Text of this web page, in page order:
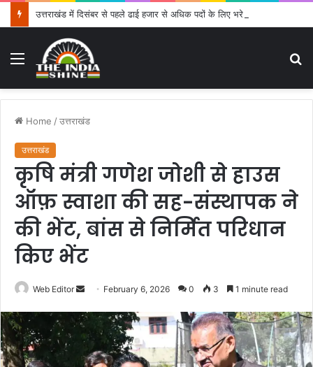
उत्तराखंड में दिसंबर से पहले ढाई हजार से अधिक पदों के लिए भरे जाएंगे फार्म
Menu
Home /उत्तराखंड
उत्तराखंड
कृषि मंत्री गणेश जोशी से हाउस
ऑफ़ स्वाशा की सह-संस्थापक ने
की भेंट, बांस से निर्मित परिधान
किए भेंट
Web Editor
n
d
a
February 6, 2026 0 3 1 minute read